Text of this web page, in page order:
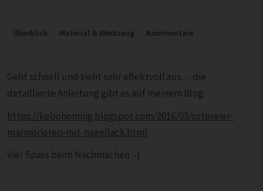
Überblick Material & Werkzeug Kommentare
Geht schnell und sieht sehr effektvoll aus… die
detaillierte Anleitung gibt es auf meinem Blog:
https://kebohoming.blogspot.com/2016/03/ostereier-
marmorieren-mit-nagellack.html
Viel Spass beim Nachmachen :-)